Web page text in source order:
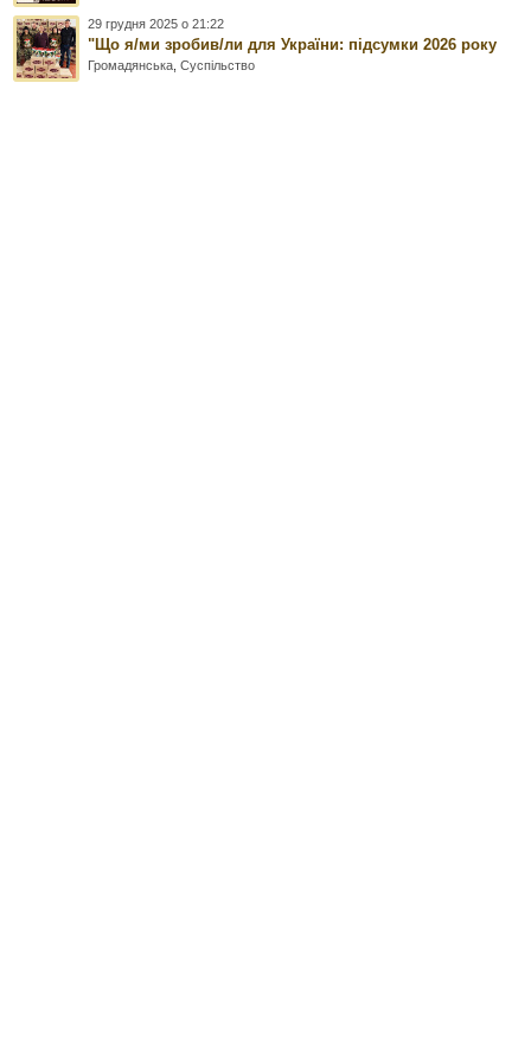
29 грудня 2025 о 21:22
"Що я/ми зробив/ли для України: підсумки 2026 року
Громадянська ,Суспільство